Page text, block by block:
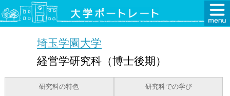
埼玉学園大学
経営学研究科（博士後期）
研究科の特色 研究科での学び